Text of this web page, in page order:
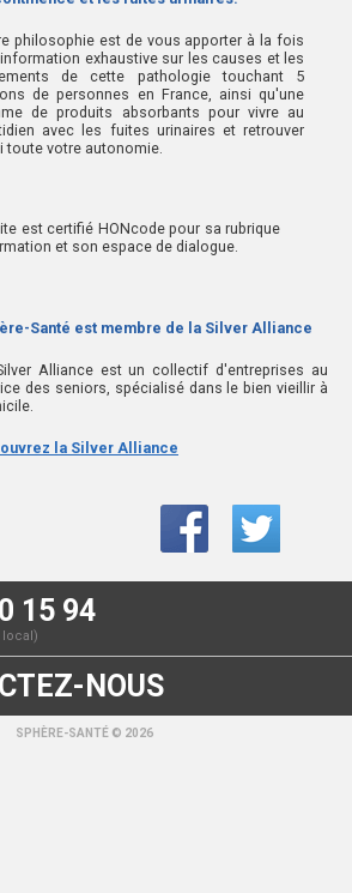
philosophie est de vous apporter à la fois
exhaustive sur les causes et les
de cette pathologie touchant 5
de personnes en France, ainsi qu'une
de produits absorbants pour vivre au
avec les fuites urinaires et retrouver
toute votre autonomie.
est certifié HONcode pour sa rubrique
et son espace de dialogue.
Santé est membre de la Silver Alliance
Alliance est un collectif d'entreprises au
des seniors, spécialisé dans le bien vieillir à
la Silver Alliance
15 94
local)
NOUS
SPHÈRE-SANTÉ © 2026